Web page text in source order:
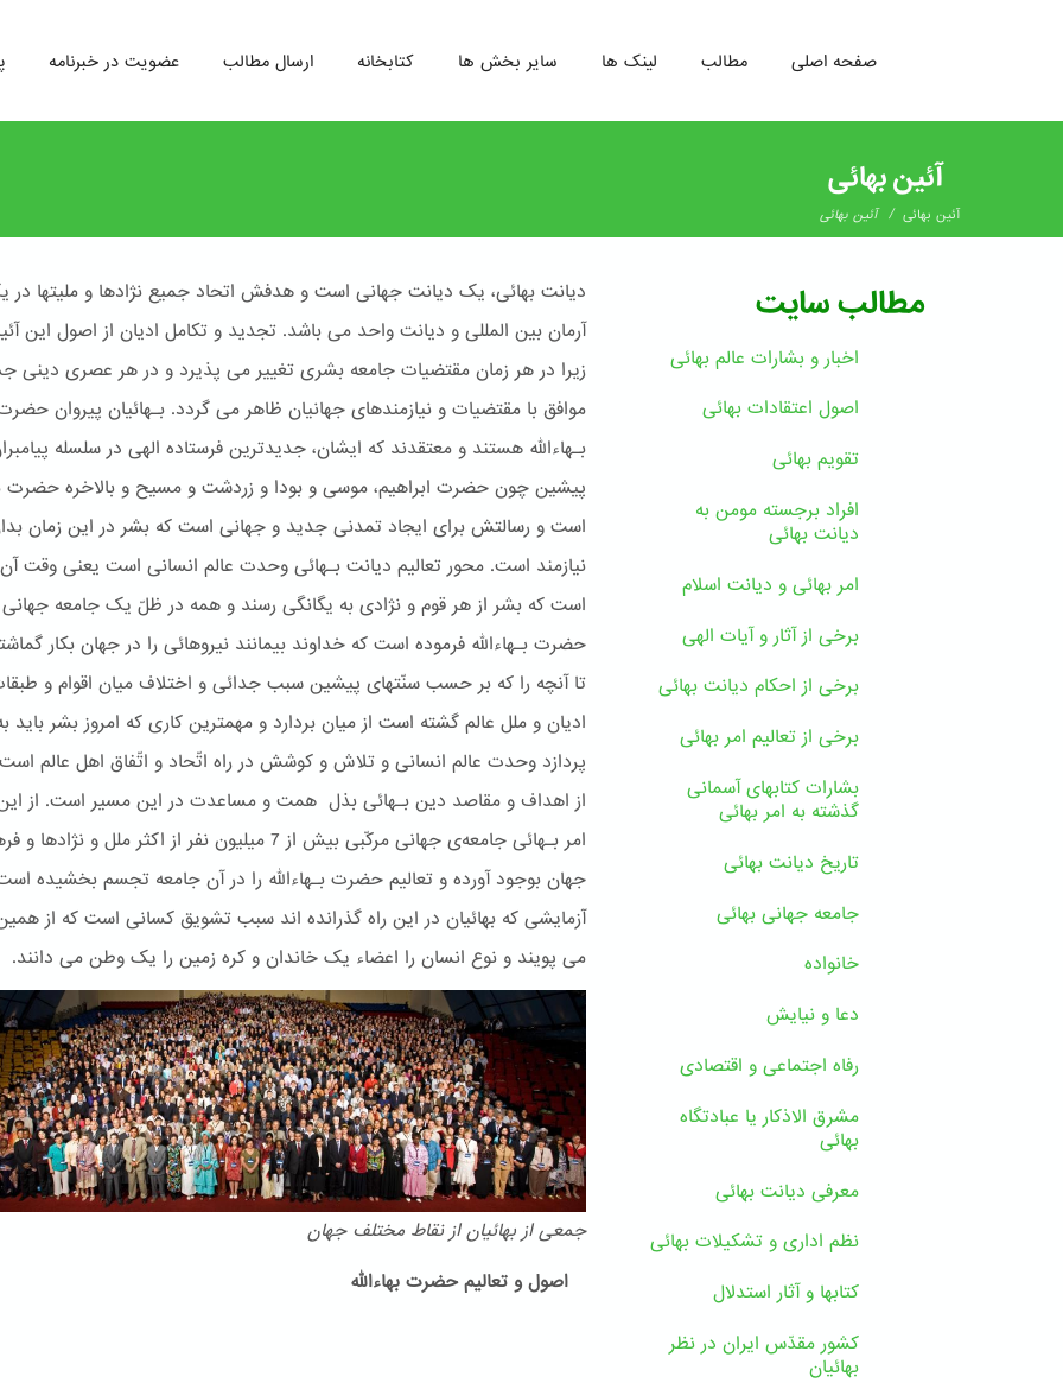
رفتن
عضویت در خبرنامه ارسال مطالب کتابخانه سایر بخش ها لینک ها مطالب صفحه اصلی
آئین بهائی
آئین بهائی / آئین بهائی
دیانت بهائی، یک دیانت جهانی است و هدفش اتحاد جمیع نژادها و ملیتها در
آرمان بین المللی و دیانت واحد می باشد. تجدید و تکامل ادیان از اصول این
زیرا در هر زمان مقتضیات جامعه بشری تغییر می پذیرد و در هر عصری دینی
موافق با مقتضیات و نیازمندهای جهانیان ظاهر می گردد. بـهائیان پیروان
بـهاءالله هستند و معتقدند که ایشان، جدیدترین فرستاده الهی در سلسله
پیشین چون حضرت ابراهیم، موسی و بودا و زردشت و مسیح و بالاخره
است و رسالتش برای ایجاد تمدنی جدید و جهانی است که بشر در این زمان
نیازمند است. محور تعالیم دیانت بـهائی وحدت عالم انسانی است یعنی وقت
است که بشر از هر قوم و نژادی به یگانگی رسند و همه در ظلّ یک جامعه جهانی
حضرت بـهاءالله فرموده است که خداوند بیمانند نیروهائی را در جهان بکار
تا آنچه را که بر حسب سنّتهای پیشین سبب جدائی و اختلاف میان اقوام و
ادیان و ملل عالم گشته است از میان بردارد و مهمترین کاری که امروز بشر باید
پردازد وحدت عالم انسانی و تلاش و کوشش در راه اتّحاد و اتّفاق اهل عالم
از اهداف و مقاصد دین بـهائی بذل همت و مساعدت در این مسیر است. از
امر بـهائی جامعه‌ی جهانی مرکّبی بیش از 7 میلیون نفر از اکثر ملل و
جهان بوجود آورده و تعالیم حضرت بـهاءالله را در آن جامعه تجسم بخشیده
آزمایشی که بهائیان در این راه گذرانده اند سبب تشویق کسانی است که از
می پویند و نوع انسان را اعضاء یک خاندان و کره زمین را یک وطن می دانند.
جمعی از بهائیان از نقاط مختلف جهان
اصول و تعالیم حضرت بهاءالله
مطالب سایت
اخبار و بشارات عالم بهائى
اصول اعتقادات بهائی
تقویم بهائی
افراد برجسته مومن به
دیانت بهائی
امر بهائی و دیانت اسلام
برخی از آثار و آیات الهی
برخی از احکام دیانت بهائی
برخی از تعالیم امر بهائی
بشارات کتابهای آسمانی
گذشته به امر بهائی
تاریخ دیانت بهائی
جامعه جهانی بهائی
خانواده
دعا و نیایش
رفاه اجتماعی و اقتصادی
مشرق الاذکار یا عبادتگاه
بهائی
معرفی دیانت بهائی
نظم اداری و تشکیلات بهائی
کتابها و آثار استدلال
کشور مقدّس ایران در نظر
بهائیان